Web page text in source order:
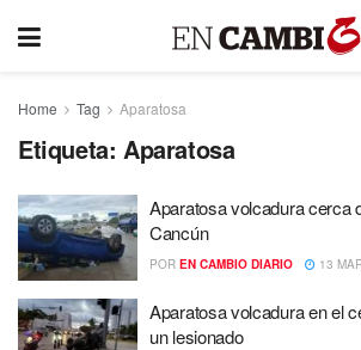
Home Tag Aparatosa
Etiqueta: Aparatosa
Aparatosa volcadura cerca
Cancún
POR EN CAMBIO DIARIO 13
Aparatosa volcadura en el
un lesionado